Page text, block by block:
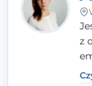
z
w